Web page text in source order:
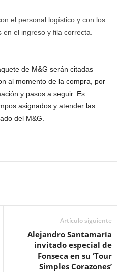
el personal logístico y con los
el ingreso y fila correcta.
de M&G serán citadas
al momento de la compra, por
y pasos a seguir. Es
asignados y atender las
del M&G.
Artículo siguiente
Alejandro Santamaría
invitado especial de
Fonseca en su ‘Tour
Simples Corazones’